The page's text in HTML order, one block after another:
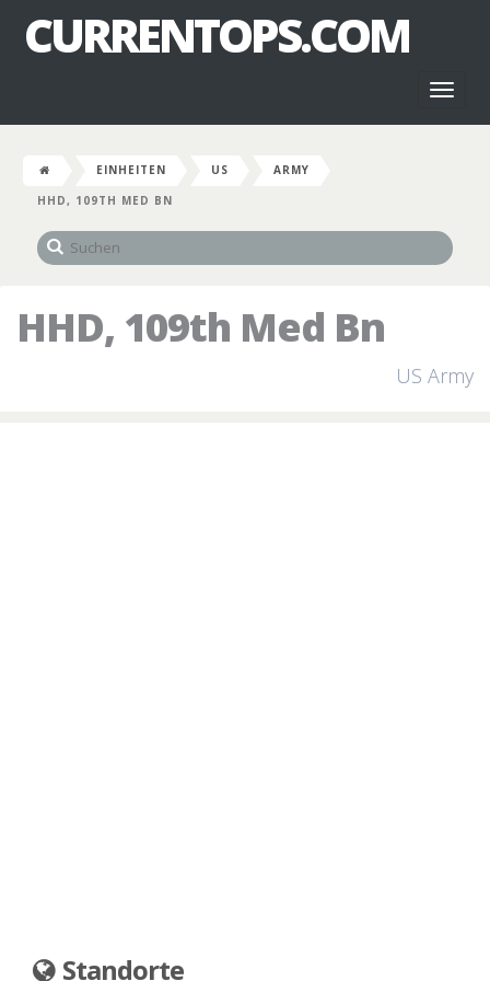
CURRENTOPS.COM
EINHEITEN US
ARMY
HHD, 109TH MED BN
HHD, 109th Med Bn
US Army
Standorte